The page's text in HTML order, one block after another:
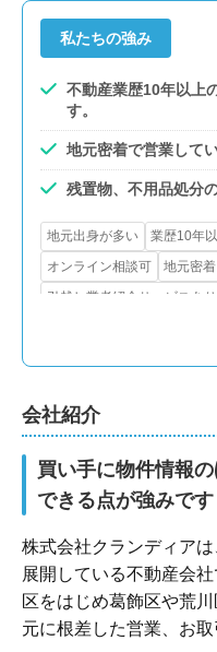
私たちの強み
不動産業歴10年以上
す。
地元密着で営業してい
残置物、不用品処分
地元出身が多い 業歴10年
オンライン相談可
地元密着
引越し業者紹介サービスあり
会社紹介
買い手に物件情報
できる点が強みです
株式会社クランディア
展開している不動産会
区をはじめ葛飾区や荒
元に根差した営業、お取